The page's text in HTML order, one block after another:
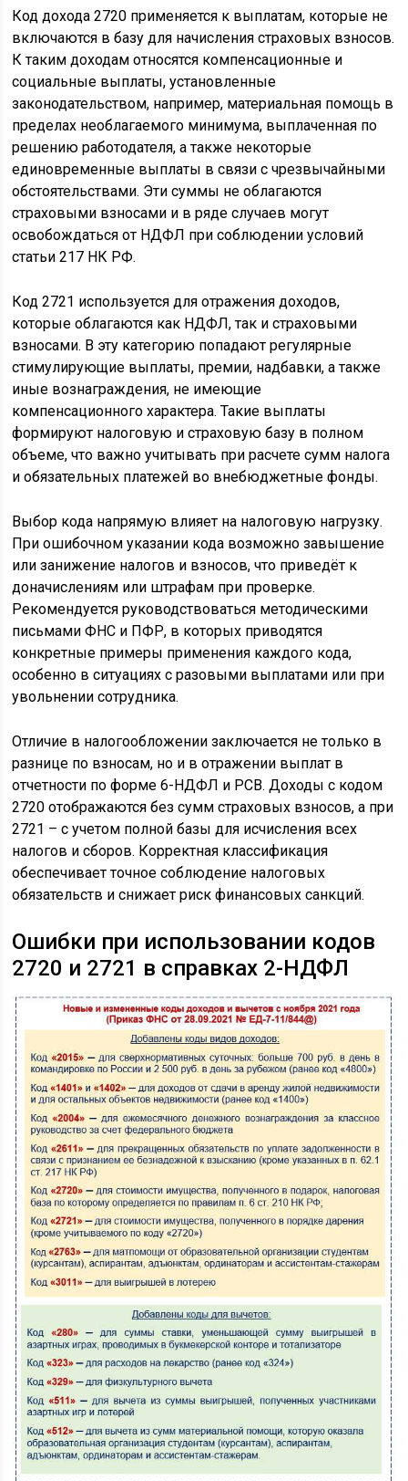
Код дохода 2720 применяется к выплатам, которые не
включаются в базу для начисления страховых взносов.
К таким доходам относятся компенсационные и
социальные выплаты, установленные
законодательством, например, материальная помощь в
пределах необлагаемого минимума, выплаченная по
решению работодателя, а также некоторые
единовременные выплаты в связи с чрезвычайными
обстоятельствами. Эти суммы не облагаются
страховыми взносами и в ряде случаев могут
освобождаться от НДФЛ при соблюдении условий
статьи 217 НК РФ.
Код 2721 используется для отражения доходов,
которые облагаются как НДФЛ, так и страховыми
взносами. В эту категорию попадают регулярные
стимулирующие выплаты, премии, надбавки, а также
иные вознаграждения, не имеющие
компенсационного характера. Такие выплаты
формируют налоговую и страховую базу в полном
объеме, что важно учитывать при расчете сумм налога
и обязательных платежей во внебюджетные фонды.
Выбор кода напрямую влияет на налоговую нагрузку.
При ошибочном указании кода возможно завышение
или занижение налогов и взносов, что приведёт к
доначислениям или штрафам при проверке.
Рекомендуется руководствоваться методическими
письмами ФНС и ПФР, в которых приводятся
конкретные примеры применения каждого кода,
особенно в ситуациях с разовыми выплатами или при
увольнении сотрудника.
Отличие в налогообложении заключается не только в
разнице по взносам, но и в отражении выплат в
отчетности по форме 6-НДФЛ и РСВ. Доходы с кодом
2720 отображаются без сумм страховых взносов, а при
2721 – с учетом полной базы для исчисления всех
налогов и сборов. Корректная классификация
обеспечивает точное соблюдение налоговых
обязательств и снижает риск финансовых санкций.
Ошибки при использовании кодов
2720 и 2721 в справках 2-НДФЛ